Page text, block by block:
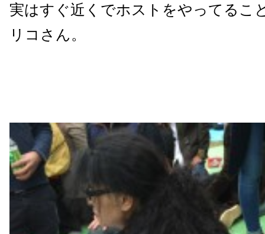
実はすぐ近くでホストをやってるこ
リコさん。